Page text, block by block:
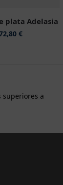
plata Adelasia
€
superiores a